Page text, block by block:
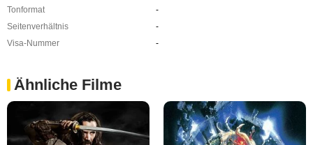
Tonformat
-
Seitenverhältnis
-
Visa-Nummer
-
Ähnliche Filme